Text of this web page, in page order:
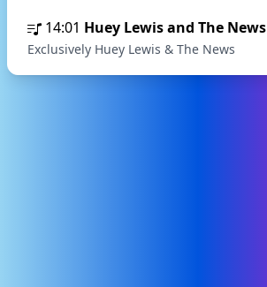
14:01 Huey Lewis and The News
Exclusively Huey Lewis & The News